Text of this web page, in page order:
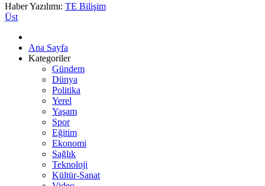
Haber Yazılımı: TE Bilişim
Üst
Ana Sayfa
Kategoriler
Gündem
Dünya
Politika
Yerel
Yaşam
Spor
Eğitim
Ekonomi
Sağlık
Teknoloji
Kültür-Sanat